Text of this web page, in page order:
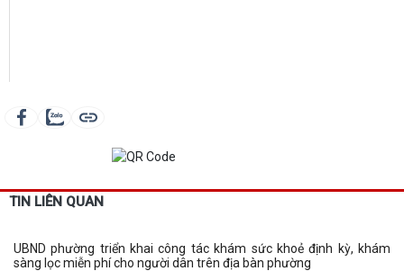
TIN LIÊN QUAN
UBND phường triển khai công tác khám sức khoẻ định kỳ, khám
sàng lọc miễn phí cho người dân trên địa bàn phường